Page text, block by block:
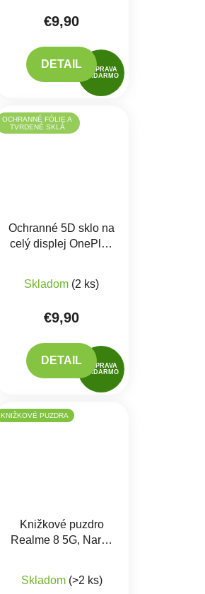
DOPRAVA
ZADARMO
€9,90
DETAIL
OCHRANNÉ FÓLIE A
TVRDENÉ SKLÁ
DOPRAVA
ZADARMO
Ochranné 5D sklo na
celý displej OnePlus
Skladom (2 ks)
€9,90
DETAIL
KNIŽKOVÉ PUZDRA
Knižkové puzdro
Realme 8 5G, Narzo
Skladom (>2 ks)